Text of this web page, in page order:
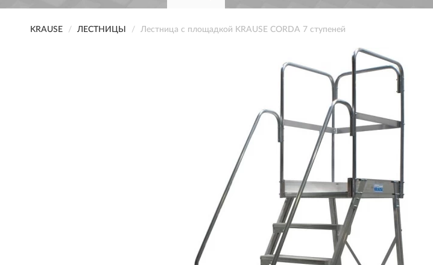
KRAUSE ЛЕСТНИЦЫ Лестница с площадкой KRAUSE CORDA 7 ступеней